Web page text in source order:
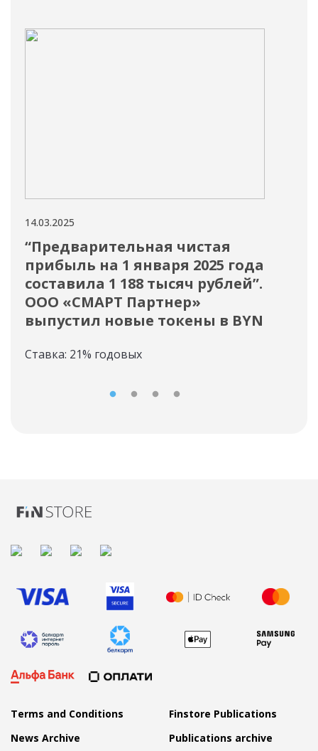
14.03.2025
“Предварительная чистая
прибыль на 1 января 2025 года
составила 1 188 тысяч рублей”.
ООО «СМАРТ Партнер»
выпустил новые токены в BYN
Ставка: 21% годовых
Terms and Conditions
Finstore Publications
News Archive
Publications archive